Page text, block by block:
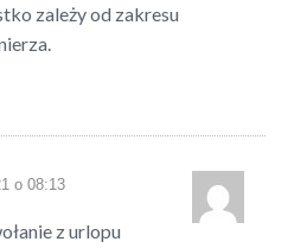
zależy od zakresu
o 08:13
z urlopu